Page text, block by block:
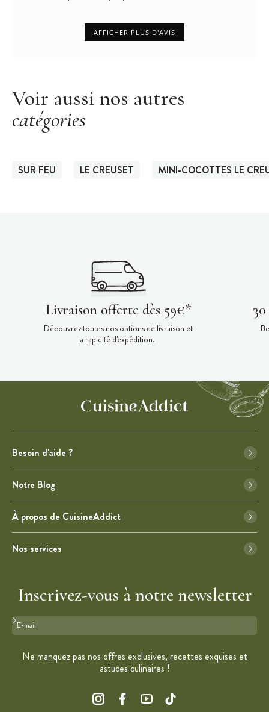
AFFICHER PLUS D'AVIS
Voir aussi nos autres
catégories
SUR FEU LE CREUSET MINI-COCOTTES LE
Livraison offerte dès 59€*
Découvrez toutes nos options de livraison et
la rapidité d'expédition.
Besoin d'aide ?
Notre Blog
À propos de CuisineAddict
Nos services
Inscrivez-vous à notre newsletter
Format : adresse@email.com
Ne manquez pas nos offres exclusives, recettes exquises et
astuces culinaires !